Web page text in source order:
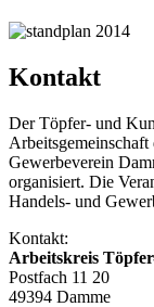
Kontakt
Der Töpfer- und
Gewerbeverein
organisiert. Die
Handels- und
Kontakt:
Arbeitskreis
Postfach 11 20
49394 Damme